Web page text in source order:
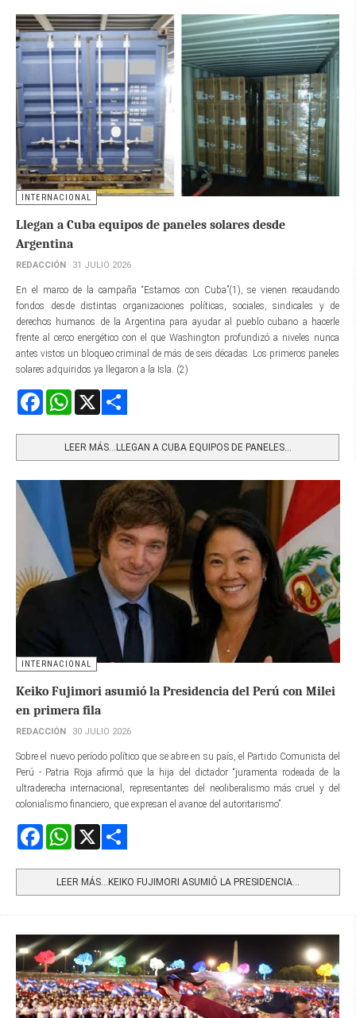
INTERNACIONAL
Llegan a Cuba equipos de paneles solares desde
Argentina
REDACCIÓN 31 JULIO 2026
En el marco de la campaña “Estamos con Cuba”(1), se vienen recaudando
fondos desde distintas organizaciones políticas, sociales, sindicales y de
derechos humanos de la Argentina para ayudar al pueblo cubano a hacerle
frente al cerco energético con el que Washington profundizó a niveles nunca
antes vistos un bloqueo criminal de más de seis décadas. Los primeros paneles
solares adquiridos ya llegaron a la Isla. (2)
FacebookWhatsApp
LEER MÁS…LLEGAN A CUBA EQUIPOS DE PANELES...
INTERNACIONAL
Keiko Fujimori asumió la Presidencia del Perú con Milei
en primera fila
REDACCIÓN 30 JULIO 2026
Sobre el nuevo período político que se abre en su país, el Partido Comunista del
Perú - Patria Roja afirmó que la hija del dictador “juramenta rodeada de la
ultraderecha internacional, representantes del neoliberalismo más cruel y del
colonialismo financiero, que expresan el avance del autoritarismo”.
FacebookWhatsApp
LEER MÁS…KEIKO FUJIMORI ASUMIÓ LA PRESIDENCIA...